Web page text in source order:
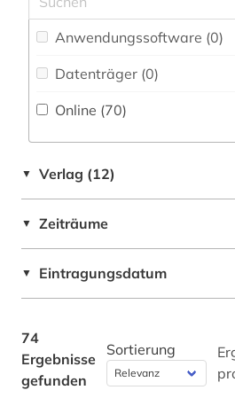
germanistik (1)
griechisch (1)
handschrift (1)
Liechtenstein (1)
Luxemburg (2)
Slowakei (1)
Suedamerika (1)
Anwendungssoftware (0)
Datenträger (0)
Online (70)
▼ Verlag (12)
▼ Zeiträume
▼ Eintragungsdatum
74
Ergebnisse
gefunden
Sortierung